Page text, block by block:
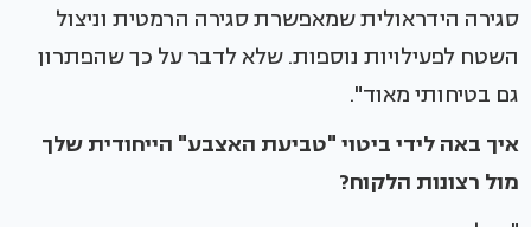
סגירה הידראולית שמאפשרת סגירה הרמטית וניצול
השטח לפעילויות נוספות. שלא לדבר על כך שהפתרון
גם בטיחותי מאוד".
איך באה לידי ביטוי "טביעת האצבע" הייחודית שלך
מול רצונות הלקוח?